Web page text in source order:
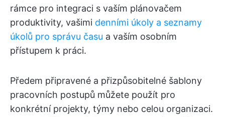
rámce pro integraci s vaším plánovačem
produktivity, vašimi denními úkoly a seznamy
úkolů pro správu času a vaším osobním
přístupem k práci.
Předem připravené a přizpůsobitelné šablony
pracovních postupů můžete použít pro
konkrétní projekty, týmy nebo celou organizaci.